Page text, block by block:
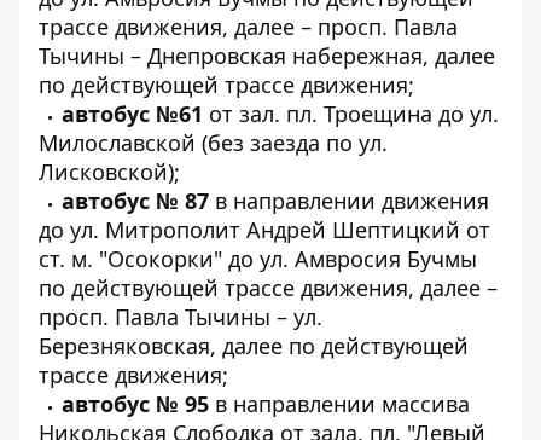
трассе движения, далее – просп. Павла
Тычины – Днепровская набережная, далее
по действующей трассе движения;
автобус №61 от зал. пл. Троещина до ул.
Милославской (без заезда по ул.
Лисковской);
автобус № 87 в направлении движения
до ул. Митрополит Андрей Шептицкий от
ст. м. "Осокорки" до ул. Амвросия Бучмы
по действующей трассе движения, далее –
просп. Павла Тычины – ул.
Березняковская, далее по действующей
трассе движения;
автобус № 95 в направлении массива
Никольская Слободка от зала. пл. "Левый